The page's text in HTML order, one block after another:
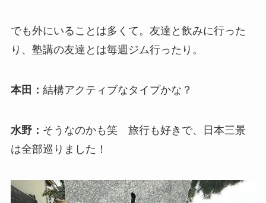
でも外にいることは多くて。友達と飲みに行った
り、塾講の友達とは毎週ジム行ったり。
本田： 結構アクティブなタイプかな？
水野： そうなのかも笑 旅行も好きで、日本三景
は全部巡りました！